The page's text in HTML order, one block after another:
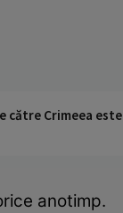
către Crimeea este
anotimp.